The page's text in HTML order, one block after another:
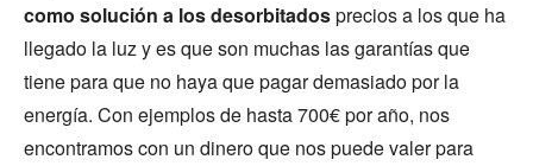
como solución a los desorbitadosprecios a los que ha
llegado la luz y es que son muchas las garantías que
tiene para que no haya que pagar demasiado por la
energía. Con ejemplos de hasta 700€ por año, nos
encontramos con un dinero que nos puede valer para